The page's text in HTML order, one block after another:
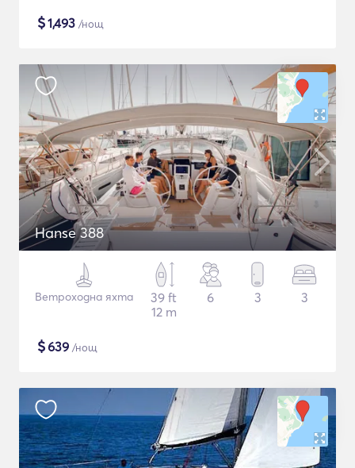
$1,493 /нощ
Hanse 388
Ветроходна яхта
39 ft
12 m
6 3 3
$639 /нощ